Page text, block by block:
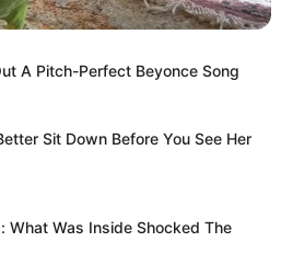
A Pitch-Perfect Beyonce Song
Sit Down Before You See Her
What Was Inside Shocked The